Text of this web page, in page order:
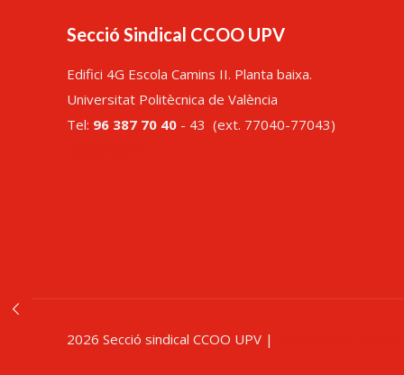
Secció Sindical CCOO UPV
Edifici 4G Escola Camins II. Planta baixa.
Universitat Politècnica de València
Tel: 96 387 70 40 - 43 (ext. 77040-77043)
2026 Secció sindical CCOO UPV |